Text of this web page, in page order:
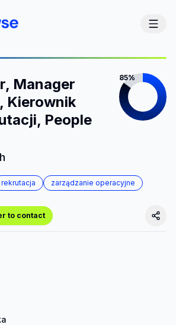
Manager
Kierownik
People
85%
rekrutacja zarządzanie operacyjne
to contact